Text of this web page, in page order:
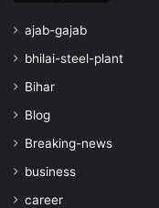
ajab-gajab
bhilai-steel-plant
Bihar
Blog
Breaking-news
business
career